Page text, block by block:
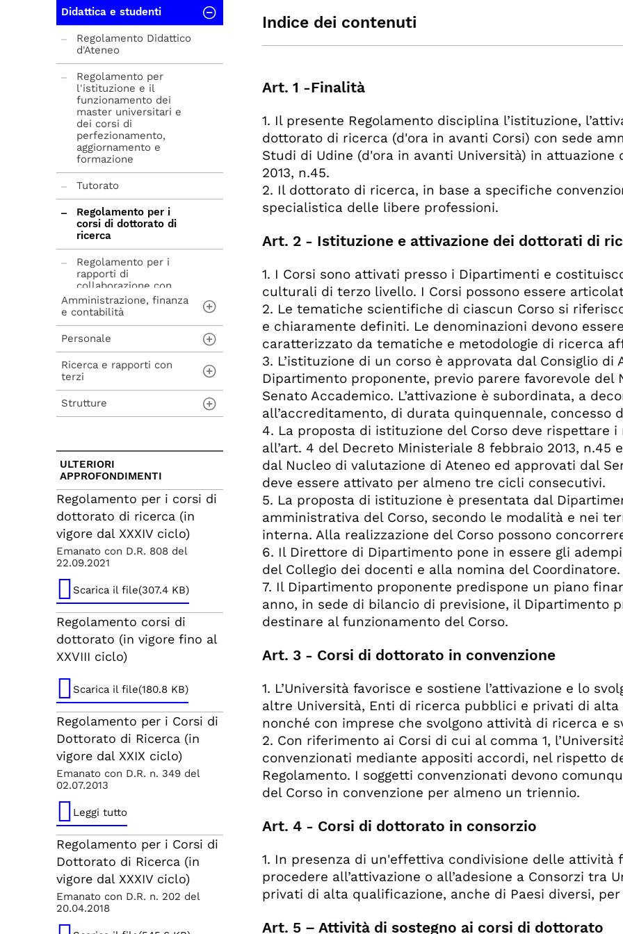
Indice dei contenuti
Art. 3 - Corsi di dottorato in convenzione
Art. 5 – Attività di sostegno ai corsi di dottorato
Art. 6 - Durata dei Corsi
Art. 7 – Progetto formativo dei dottorandi
Art. 8 - Organi dei Corsi di dottorato di ricerca
Art. 9 - Collegio dei docenti
Art. 10 - Coordinatore
Art. 12 – Titolo di ammissione ai Corsi
Art. 14 – Commissione per l’esame di ammissione
Art. 15 – Immatricolazioni
Art. 16 - Iscrizioni agli anni successivi
Art. 17 - Sospensione degli studi
Art. 18 - Decadenza, esclusione e rinuncia agli
Art. 19 - Esame finale e conseguimento del titolo
Art. 20 - Commissione per l’esame finale
Art 21 - Diritti e doveri dei dottorandi
Art. 22 - Contributo per l'accesso e la frequenza
Art. 23 - Borse di studio
Art. 24 - Coordinamento dei Corsi di dottorato
Art. 25 - Proprietà dei risultati e diritto di autore
Art. 26 - Norme transitorie
Art. 1 -Finalità
1. Il presente Regolamento disciplina l’istituzione,
dottorato di ricerca (d'ora in avanti Corsi) con sede
Studi di Udine (d'ora in avanti Università) in
2013, n.45.
2. Il dottorato di ricerca, in base a specifiche
specialistica delle libere professioni.
Art. 2 - Istituzione e attivazione dei dottorati di
1. I Corsi sono attivati presso i Dipartimenti e
culturali di terzo livello. I Corsi possono essere
2. Le tematiche scientifiche di ciascun Corso si
e chiaramente definiti. Le denominazioni devono
caratterizzato da tematiche e metodologie di ricerca
3. L’istituzione di un corso è approvata dal Consiglio
Dipartimento proponente, previo parere favorevole del
Senato Accademico. L’attivazione è subordinata, a
all’accreditamento, di durata quinquennale, concesso
4. La proposta di istituzione del Corso deve rispettare
all’art. 4 del Decreto Ministeriale 8 febbraio 2013,
dal Nucleo di valutazione di Ateneo ed approvati dal
deve essere attivato per almeno tre cicli consecutivi.
5. La proposta di istituzione è presentata dal
amministrativa del Corso, secondo le modalità e nei
interna. Alla realizzazione del Corso possono
6. Il Direttore di Dipartimento pone in essere gli
del Collegio dei docenti e alla nomina del Coordinatore.
7. Il Dipartimento proponente predispone un piano
anno, in sede di bilancio di previsione, il Dipartimento
destinare al funzionamento del Corso.
Art. 3 - Corsi di dottorato in convenzione
1. L’Università favorisce e sostiene l’attivazione e lo
altre Università, Enti di ricerca pubblici e privati di
nonché con imprese che svolgono attività di ricerca e
2. Con riferimento ai Corsi di cui al comma 1,
convenzionati mediante appositi accordi, nel rispetto
Regolamento. I soggetti convenzionati devono
del Corso in convenzione per almeno un triennio.
Art. 4 - Corsi di dottorato in consorzio
1. In presenza di un'effettiva condivisione delle attività
procedere all’attivazione o all’adesione a Consorzi tra
privati di alta qualificazione, anche di Paesi diversi, per
Art. 5 – Attività di sostegno ai corsi di dottorato
Regolamento Generale
d'Ateneo
Regolamento per il
funzionamento del
Consiglio degli
Studenti
Regolamento per il
funzionamento del
Senato Accademico
Regolamento per il
funzionamento del
Consiglio di
Amministrazione
Regolamento comitato
unico di garanzia
Regolamento
elettorale
Didattica e studenti
Regolamento Didattico
d'Ateneo
Regolamento per
l'istituzione e il
funzionamento dei
master universitari e
dei corsi di
perfezionamento,
aggiornamento e
formazione
Tutorato
Regolamento per i
corsi di dottorato di
ricerca
Regolamento per i
rapporti di
collaborazione con
studenti a tempo
parziale
Amministrazione, finanza
e contabilità
Regolamento per
l'Amministrazione, la
Finanza e la
Contabilità
Regolamento per la
Regolamento
dell'inventario
Regolamento per
l'istituzione e la
gestione dell'Albo
Fornitori di Lavori, Beni
e Servizi
Regolamento per le
terzi
Regolamento delle
missioni
Regolamento per la
costituzione e il
Fondo rischi di Ateneo
e dei Fondi per il
sostegno alle attività
dipartimentali
Regolamento per la
costituzione del Fondo
rischi su accordi e
convenzioni con
privati
Regolamento per gli
affidamenti sotto
soglia comunitaria e
per la gestione del
fondo economale
Regolamento recante
formazione e la
Personale
Personale tecnico
amministrativo
Personale docente
Ricerca e rapporti con
terzi
Regolamento per le
prestazioni a favore di
Regolamento Spin Off
Regolamento per
l'affidamento di
incarichi individuali
esterni strumentali
alla ricerca e alla
didattica e alle attività
amministrative e
tecniche di supporto
Regolamento interno
per il conferimento di
assegni di ricerca ex
legge 30 dicembre
2010 n. 240
Regolamento per la
valorizzazione della
proprietà industriale
Regolamento Borse
per attività di ricerca
post lauream
Regolamento di Ateneo
per le attività di
autovalutazione della
ricerca mediante
strumenti adottati
dall'Università di
Udine
Regolamento per il
conferimento dei
contratti di ricerca (di
240/2010)
Strutture
Altre strutture
ULTERIORI
APPROFONDIMENTI
Regolamento per i corsi di
dottorato di ricerca (in
vigore dal XXXIV ciclo)
Emanato con D.R. 808 del
22.09.2021
Scarica il file(307.4 KB)
Regolamento corsi di
dottorato (in vigore fino al
XXVIII ciclo)
Scarica il file(180.8 KB)
Regolamento per i Corsi di
Dottorato di Ricerca (in
vigore dal XXIX ciclo)
Emanato con D.R. n. 349 del
02.07.2013
Leggi tutto
Regolamento per i Corsi di
Dottorato di Ricerca (in
vigore dal XXXIV ciclo)
Emanato con D.R. n. 202 del
20.04.2018